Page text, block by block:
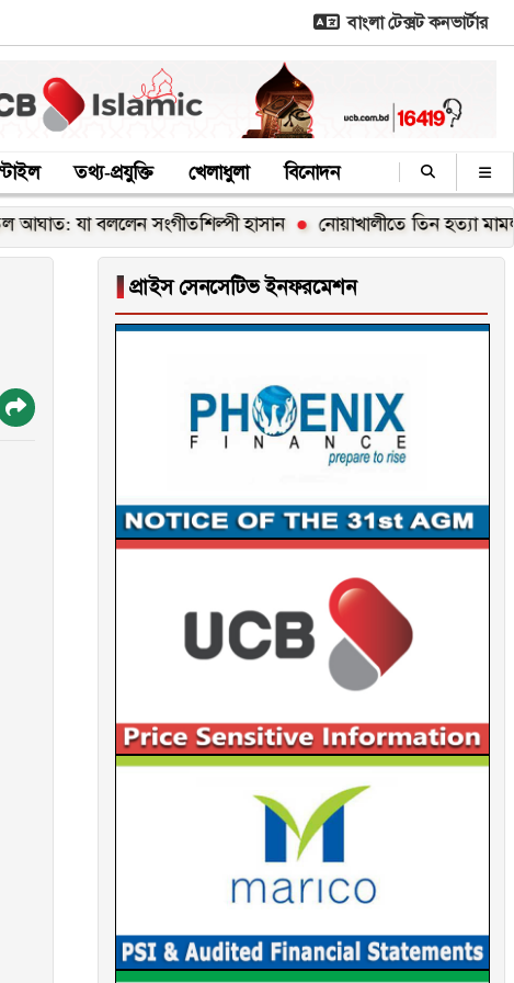
বাংলা টেক্সট কনভার্টার
তথ্য-প্রযুক্তি খেলাধুলা বিনোদন
বললেন সংগীতশিল্পী হাসান নোয়াখালীতে তিন হত্যা মামলার
▐ প্রাইস সেনসেটিভ ইনফরমেশন